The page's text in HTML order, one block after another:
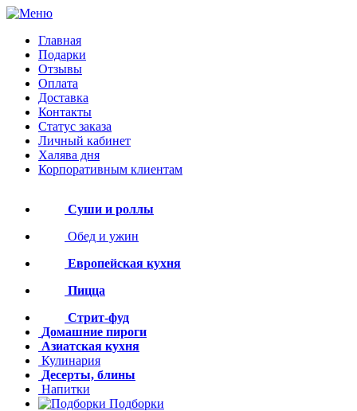
Главная
Подарки
Отзывы
Оплата
Доставка
Контакты
Статус заказа
Личный кабинет
Халява дня
Корпоративным клиентам
Суши и роллы
Обед и ужин
Европейская кухня
Пицца
Стрит-фуд
Домашние пироги
Азиатская кухня
Кулинария
Десерты, блины
Напитки
Подборки